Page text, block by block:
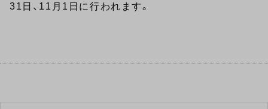
31日、11月1日に行われます。